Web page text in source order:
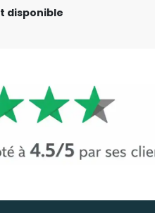
disponible